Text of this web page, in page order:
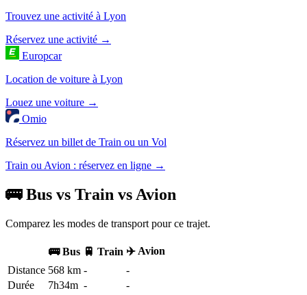
Trouvez une activité à Lyon
Réservez une activité →
Europcar
Location de voiture à Lyon
Louez une voiture →
Omio
Réservez un billet de Train ou un Vol
Train ou Avion : réservez en ligne →
🚌 Bus vs Train vs Avion
Comparez les modes de transport pour ce trajet.
🚌 Bus 🚆 Train ✈️ Avion
Distance 568 km -
-
Durée
7h34m -
-